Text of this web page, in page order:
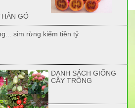
GỖ
sim rừng kiếm tiền tỷ
DANH SÁCH GIỐNG
CÂY TRỒNG